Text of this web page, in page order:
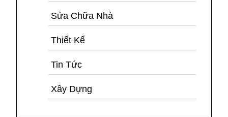
Sửa Chữa Nhà
Thiết Kế
Tin Tức
Xây Dựng